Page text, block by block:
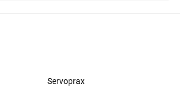
Servoprax